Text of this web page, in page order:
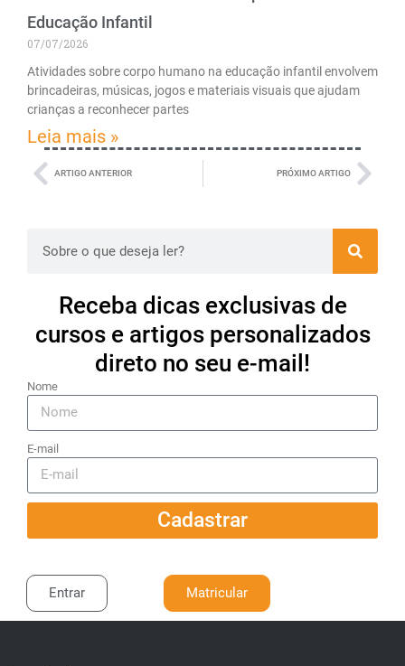
Educação Infantil
07/07/2026
Atividades sobre corpo humano na educação infantil envolvem
brincadeiras, músicas, jogos e materiais visuais que ajudam
crianças a reconhecer partes
Leia mais »
ARTIGO ANTERIOR PRÓXIMO ARTIGO
Receba dicas exclusivas de
cursos e artigos personalizados
direto no seu e-mail!
Nome
E-mail
Cadastrar
Entrar Matricular